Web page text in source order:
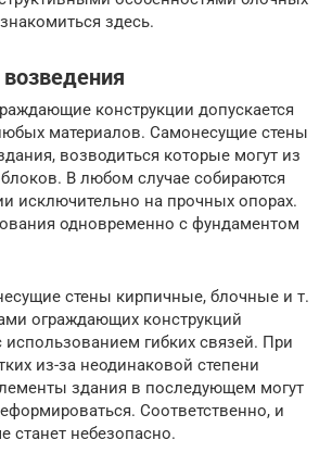
здесь.
конструкции допускается
материалов. Самонесущие стены
возводиться которые могут из
В любом случае собираются
исключительно на прочных опорах.
одновременно с фундаментом
стены кирпичные, блочные и т.
ограждающих конструкций
использованием гибких связей. При
из-за неодинаковой степени
здания в последующем могут
Соответственно, и
станет небезопасно.